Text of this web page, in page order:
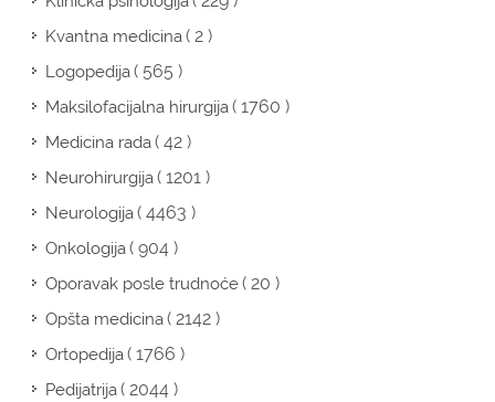
Kvantna medicina( 2 )
Logopedija( 565 )
Maksilofacijalna hirurgija( 1760 )
Medicina rada( 42 )
Neurohirurgija( 1201 )
Neurologija( 4463 )
Onkologija( 904 )
Oporavak posle trudnoće( 20 )
Opšta medicina( 2142 )
Ortopedija( 1766 )
Pedijatrija( 2044 )